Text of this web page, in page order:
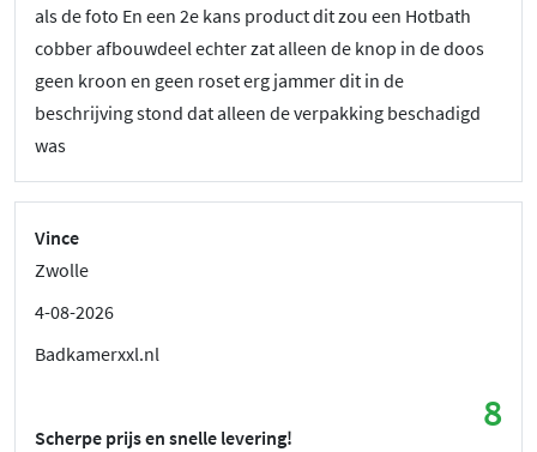
als de foto En een 2e kans product dit zou een Hotbath
cobber afbouwdeel echter zat alleen de knop in de doos
geen kroon en geen roset erg jammer dit in de
beschrijving stond dat alleen de verpakking beschadigd
was
Vince
Zwolle
4-08-2026
Badkamerxxl.nl
8
Scherpe prijs en snelle levering!